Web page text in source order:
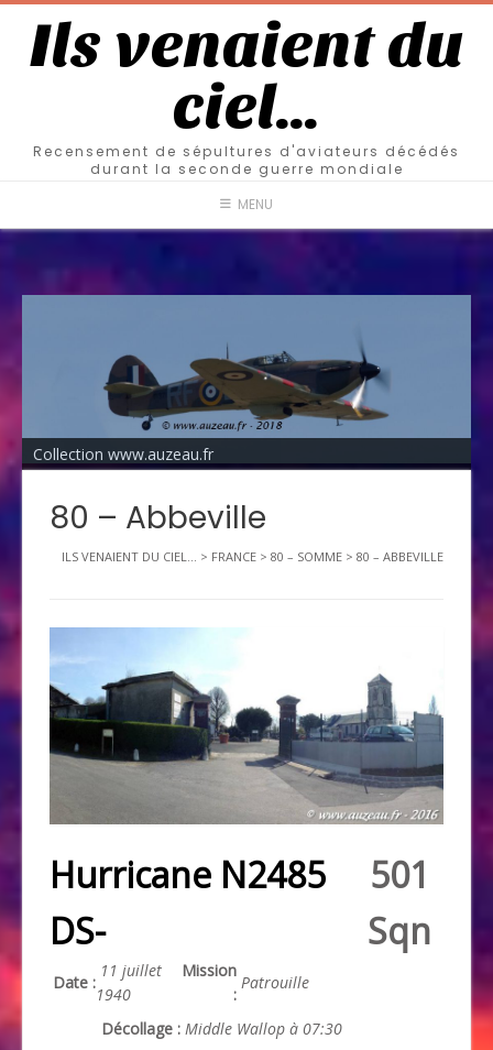
Ils venaient du
ciel…
Recensement de sépultures d'aviateurs décédés
durant la seconde guerre mondiale
MENU
Collection www.auzeau.fr
80 – Abbeville
ILS VENAIENT DU CIEL... > FRANCE > 80 – SOMME > 80 – ABBEVILLE
Hurricane N2485
DS-
501
Sqn
Date :
11 juillet
1940
Mission
:
Patrouille
Décollage : Middle Wallop à 07:30